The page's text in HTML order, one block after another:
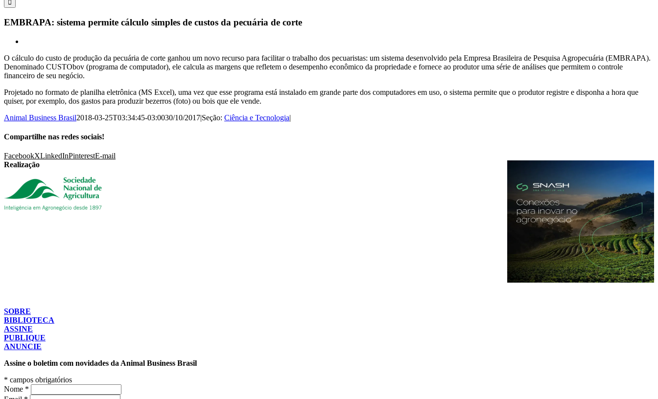
EMBRAPA: sistema permite cálculo simples de custos da pecuária de corte
O cálculo do custo de produção da pecuária de corte ganhou um novo recurso para facilitar o trabalho dos pecuaristas: um sistema desenvolvido pela Empresa Brasileira de Pesquisa Agropecuária (EMBRAPA).
Denominado CUSTObov (programa de computador), ele calcula as margens que refletem o desempenho econômico da propriedade e fornece ao produtor uma série de análises que permitem o controle
financeiro de seu negócio.
Projetado no formato de planilha eletrônica (MS Excel), uma vez que esse programa está instalado em grande parte dos computadores em uso, o sistema permite que o produtor registre e disponha a hora que
quiser, por exemplo, dos gastos para produzir bezerros (foto) ou bois que ele vende.
Animal Business Brasil2018-03-25T03:34:45-03:0030/10/2017|Seção: Ciência e Tecnologia|
Compartilhe nas redes sociais!
FacebookXLinkedInPinterestE-mail
Realização
SOBRE
BIBLIOTECA
ASSINE
PUBLIQUE
ANUNCIE
Assine o boletim com novidades da Animal Business Brasil
* campos obrigatórios
Nome *